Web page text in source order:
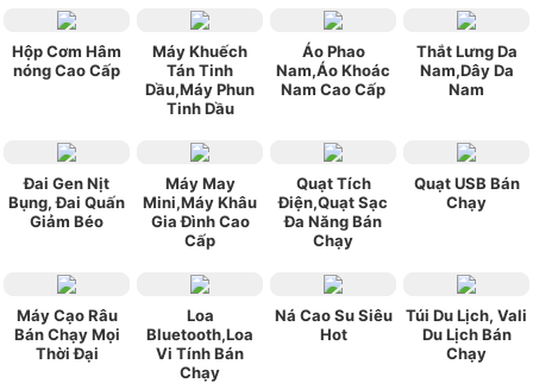
Hộp Cơm Hâm
nóng Cao Cấp
Máy Khuếch
Tán Tinh
Dầu,Máy Phun
Tinh Dầu
Áo Phao
Nam,Áo Khoác
Nam Cao Cấp
Thắt Lưng Da
Nam,Dây Da
Nam
Đai Gen Nịt
Bụng, Đai Quấn
Giảm Béo
Máy May
Mini,Máy Khâu
Gia Đình Cao
Cấp
Quạt Tích
Điện,Quạt Sạc
Đa Năng Bán
Chạy
Quạt USB Bán
Chạy
Máy Cạo Râu
Bán Chạy Mọi
Thời Đại
Loa
Bluetooth,Loa
Vi Tính Bán
Chạy
Ná Cao Su Siêu
Hot
Túi Du Lịch, Vali
Du Lịch Bán
Chạy